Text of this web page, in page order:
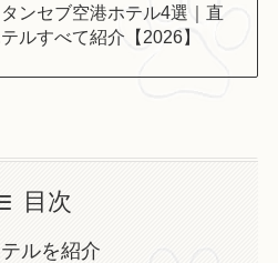
ンセブ空港ホテル4選｜直
ルすべて紹介【2026】
目次
ルを紹介